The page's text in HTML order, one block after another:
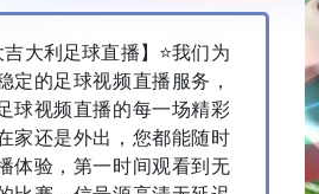
吉大利足球直播】⭐️我们为
定的足球视频直播服务，
球视频直播的每一场精彩
家还是外出，您都能随时
体验，第一时间观看到无